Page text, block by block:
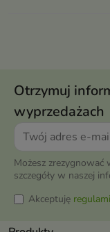
Otrzymuj
wyprzedażach
Możesz
szczegóły w naszej
Akceptuję